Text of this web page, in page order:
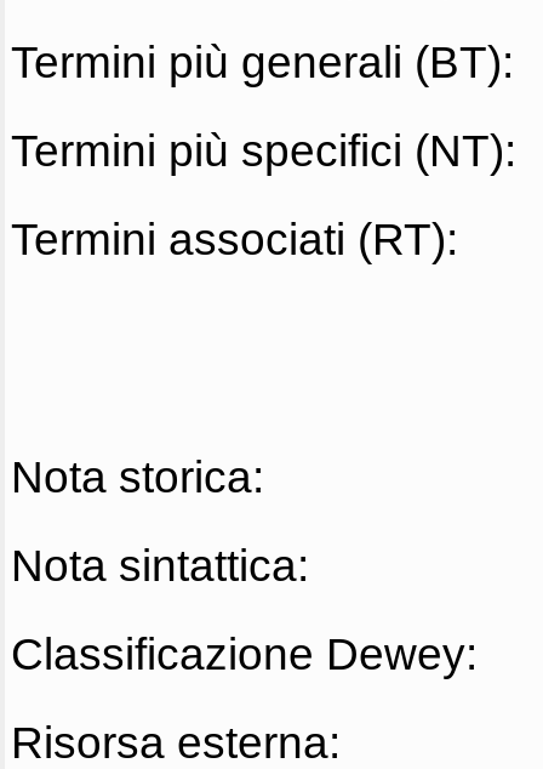
Termini più generali (BT):
Termini più specifici (NT):
Termini associati (RT):
Nota storica:
Nota sintattica:
Classificazione Dewey:
Risorsa esterna: